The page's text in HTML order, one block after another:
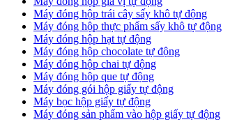
Máy đóng hộp trái cây sấy khô tự động
Máy đóng hộp thực phẩm sấy khô tự động
Máy đóng hộp hạt tự động
Máy đóng hộp chocolate tự động
Máy đóng hộp chai tự động
Máy đóng hộp que tự động
Máy đóng gói hộp giấy tự động
Máy bọc hộp giấy tự động
Máy đóng sản phẩm vào hộp giấy tự động